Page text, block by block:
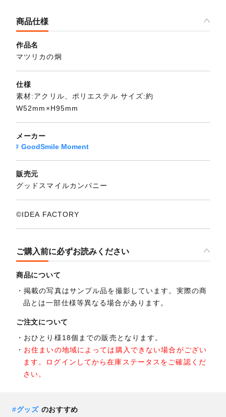
商品仕様
作品名
マツリカの炯
仕様
素材:アクリル、ポリエステル サイズ:約
W52mm×H95mm
メーカー
GoodSmile Moment
販売元
グッドスマイルカンパニー
©IDEA FACTORY
ご購入前に必ずお読みください
商品について
掲載の写真はサンプル品を撮影しています。実際の商
品とは一部仕様等異なる場合があります。
ご注文について
おひとり様18個までの販売となります。
お住まいの地域によっては購入できない場合がござい
ます。ログインしてから在庫ステータスをご確認くだ
さい。
#グッズのおすすめ